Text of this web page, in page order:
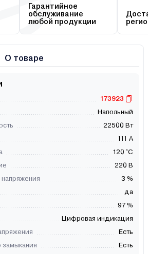
Гарантийное
обслуживание
любой продукции
О товаре
173923
Напольный
22500 Вт
111 А
120 °С
220 В
3 %
да
97 %
Цифровая индикация
Есть
замыкания
Есть